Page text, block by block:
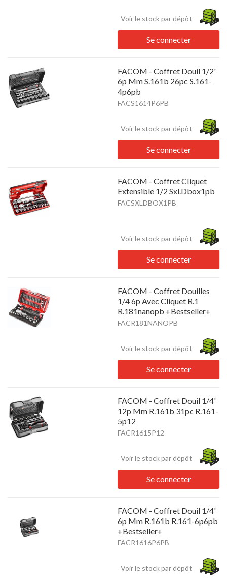
Voir le stock par dépôt
Se connecter
FACOM - Coffret Douil 1/2'
6p Mm S.161b 26pc S.161-
4p6pb
FACS1614P6PB
Voir le stock par dépôt
Se connecter
FACOM - Coffret Cliquet
Extensible 1/2 Sxl.Dbox1pb
FACSXLDBOX1PB
Voir le stock par dépôt
Se connecter
FACOM - Coffret Douilles
1/4 6p Avec Cliquet R.1
R.181nanopb +Bestseller+
FACR181NANOPB
Voir le stock par dépôt
Se connecter
FACOM - Coffret Douil 1/4'
12p Mm R.161b 31pc R.161-
5p12
FACR1615P12
Voir le stock par dépôt
Se connecter
FACOM - Coffret Douil 1/4'
6p Mm R.161b R.161-6p6pb
+Bestseller+
FACR1616P6PB
Voir le stock par dépôt